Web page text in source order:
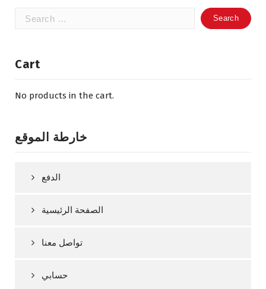
Search
Cart
No products in the cart.
خارطة الموقع
الدفع
الصفحة الرئيسية
تواصل معنا
حسابي